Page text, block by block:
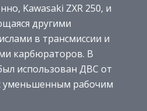
Kawasaki ZXR 250, и
другими
в трансмиссии и
карбюраторов. В
использован ДВС от
уменьшенным рабочим